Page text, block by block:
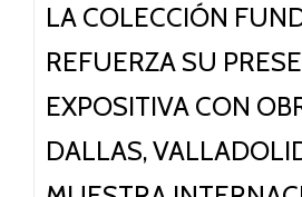
LA COLECCIÓN
REFUERZA SU
EXPOSITIVA CON
DALLAS,